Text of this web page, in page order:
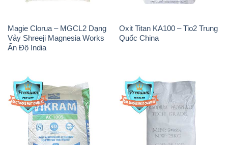
Magie Clorua – MGCL2 Dạng
Vảy Shreeji Magnesia Works
Ấn Độ India
Oxit Titan KA100 – Tio2 Trung
Quốc China